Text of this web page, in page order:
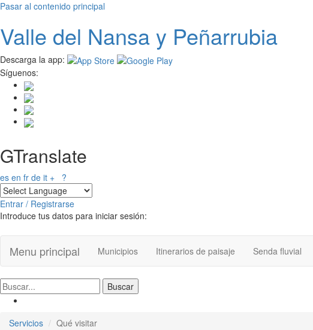
Pasar al contenido principal
Valle del Nansay Peñarrubia
Descarga la app:
Síguenos:
GTranslate
es en fr de it + ?
Entrar / Registrarse
Introduce tus datos para iniciar sesión:
Menu principal Municipios Itinerarios de paisaje Senda fluvial
Servicios Qué visitar